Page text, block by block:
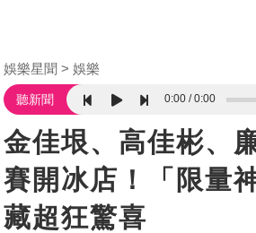
娛樂星聞 娛樂
聽新聞 0:00 0:00
金佳垠、高佳彬、
賽開冰店！「限量
藏超狂驚喜